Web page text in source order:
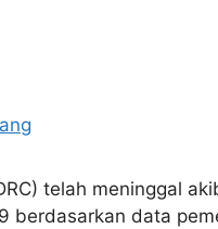
telah meninggal
berdasarkan data